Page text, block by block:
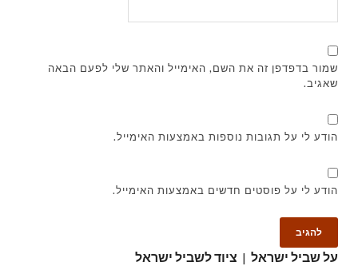
שמור בדפדפן זה את השם, האימייל והאתר שלי לפעם הבאה
שאגיב.
הודע לי על תגובות נוספות באמצעות האימייל.
הודע לי על פוסטים חדשים באמצעות האימייל.
על שביל ישראל | ציוד לשביל ישראל